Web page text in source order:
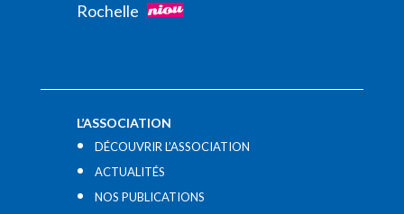
Rochelle
L’ASSOCIATION
DÉCOUVRIR L’ASSOCIATION
ACTUALITÉS
NOS PUBLICATIONS